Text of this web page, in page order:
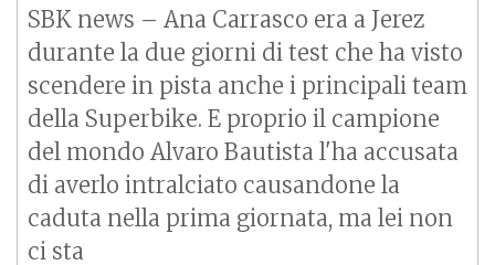
SBK news – Ana Carrasco era a Jerez
durante la due giorni di test che ha visto
scendere in pista anche i principali team
della Superbike. E proprio il campione
del mondo Alvaro Bautista l'ha accusata
di averlo intralciato causandone la
caduta nella prima giornata, ma lei non
ci sta